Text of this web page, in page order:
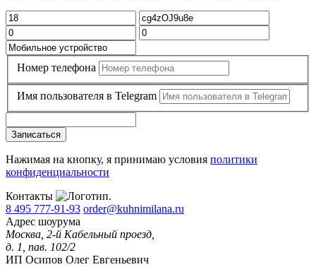
Номер телефона
Имя пользователя в Telegram
Записаться
Нажимая на кнопку, я принимаю условия политики
конфиденциальности
Контакты
8 495 777-91-93 order@kuhnimilana.ru
Адрес шоурума
Москва, 2-й Кабельный проезд,
д. 1, пав. 102/2
ИП Осипов Олег Евгеньевич